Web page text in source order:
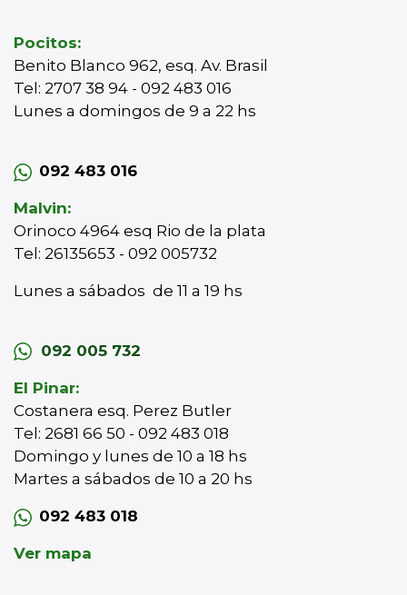
Pocitos:
Benito Blanco 962, esq. Av. Brasil
Tel: 2707 38 94 - 092 483 016
Lunes a domingos de 9 a 22 hs
092 483 016
Malvin:
Orinoco 4964 esq Rio de la plata
Tel: 26135653 - 092 005732
Lunes a sábados de 11 a 19 hs
092 005 732
El Pinar:
Costanera esq. Perez Butler
Tel: 2681 66 50 - 092 483 018
Domingo y lunes de 10 a 18 hs
Martes a sábados de 10 a 20 hs
092 483 018
Ver mapa